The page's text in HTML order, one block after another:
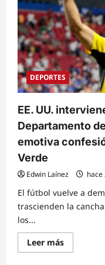
DEPORTES
EE. UU.
Departamento
emotiva
Verde
Edwin Laínez hace
El fútbol vuelve a
trascienden la
los...
Leer másRead
more